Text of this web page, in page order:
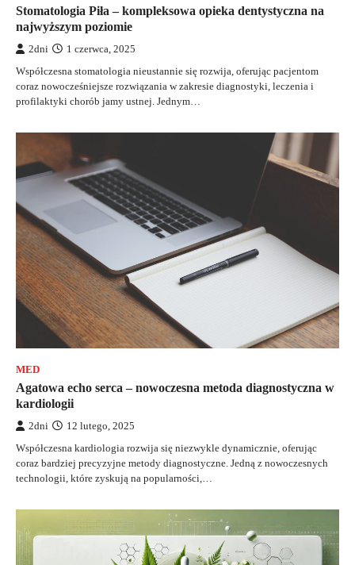
Stomatologia Piła – kompleksowa opieka dentystyczna na
najwyższym poziomie
2dni 1 czerwca, 2025
Współczesna stomatologia nieustannie się rozwija, oferując pacjentom
coraz nowocześniejsze rozwiązania w zakresie diagnostyki, leczenia i
profilaktyki chorób jamy ustnej. Jednym…
MED
Agatowa echo serca – nowoczesna metoda diagnostyczna w
kardiologii
2dni 12 lutego, 2025
Współczesna kardiologia rozwija się niezwykle dynamicznie, oferując
coraz bardziej precyzyjne metody diagnostyczne. Jedną z nowoczesnych
technologii, które zyskują na popularności,…